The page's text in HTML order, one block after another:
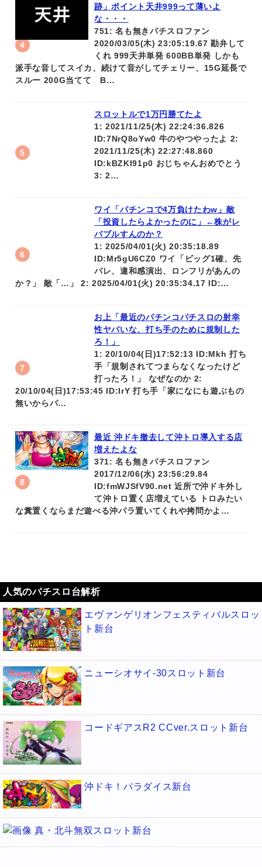
跡」ポイント天井999って薄いよ
な・・・
751: 名も無きパチスロファン
2020/03/05(木) 23:05:19.67 勘弁して
くれ 999天井単発 600BB単発 しかも
派手な音してスイカ、続けて音がしてチェリー、15G延長で
スルー 200G当てて B…
スロットルで1万円勝てたよ
1: 2021/11/25(木) 22:24:36.826
ID:7NrQ8oYw0 牛のやつやったよ 2:
2021/11/25(木) 22:27:48.860
ID:kBZKI91p0 おじちゃんおめでとう
3: 2…
ワイ「パチンコで4万負けたわw」敵
「投資したらよかったのに」←株がレ
バブルすんのか？
1: 2025/04/01(火) 20:35:18.89
ID:Mr5gU6CZ0 ワイ「ビッグ1確、先
バレ、違和感演出、ロンフリがあんの
か？」 敵「…」 2: 2025/04/01(火) 20:35:34.17 ID:…
お上「最近のパチンコパチスロの射幸
性ヤバいな、打ち手のために規制した
ろ！」
1: 20/10/04(日)17:52:13 ID:Mkh 打ち
手「規制されてつまらなくなったけど
打ったろ！」 なぜなのか 2:
20/10/04(日)17:53:45 ID:IrY 打ち手「家になにも遊ぶもの
無いからパ…
最近 沖ドキ撤去して沖トロ導入する店
増えたよな
371: 名も無きパチスロファン
2017/12/06(水) 23:56:29.84
ID:fmWJSfV90.net 近所で沖ドキ外し
て沖トロ置く店増えている トロみたい
な糞置くならまだ遊べる沖パラ置いてくれや拷問かよ…
人気のパチスロ台解析
エヴァンゲリオンフェスティバルスロッ
ト新台
ニューシオサイ-30スロット新台
コードギアスR2 CCver.スロット新台
沖ドキ！パラダイス新台
真・北斗無双スロット新台